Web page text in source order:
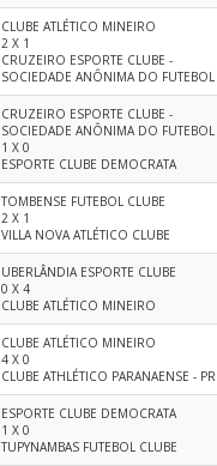
CLUBE ATLÉTICO MINEIRO
2 X 1
CRUZEIRO ESPORTE CLUBE -
SOCIEDADE ANÔNIMA DO FUTEBOL
CRUZEIRO ESPORTE CLUBE -
SOCIEDADE ANÔNIMA DO FUTEBOL
1 X 0
ESPORTE CLUBE DEMOCRATA
TOMBENSE FUTEBOL CLUBE
2 X 1
VILLA NOVA ATLÉTICO CLUBE
UBERLÂNDIA ESPORTE CLUBE
0 X 4
CLUBE ATLÉTICO MINEIRO
CLUBE ATLÉTICO MINEIRO
4 X 0
CLUBE ATHLÉTICO PARANAENSE - PR
ESPORTE CLUBE DEMOCRATA
1 X 0
TUPYNAMBAS FUTEBOL CLUBE